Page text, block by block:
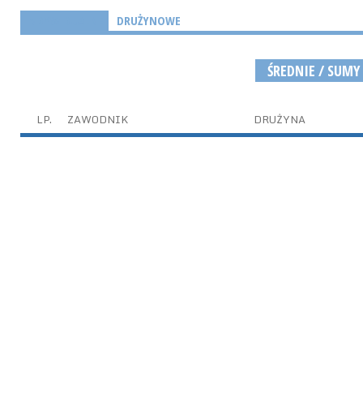
DRUŻYNOWE
ŚREDNIE / SUMY
LP. ZAWODNIK DRUŻYNA